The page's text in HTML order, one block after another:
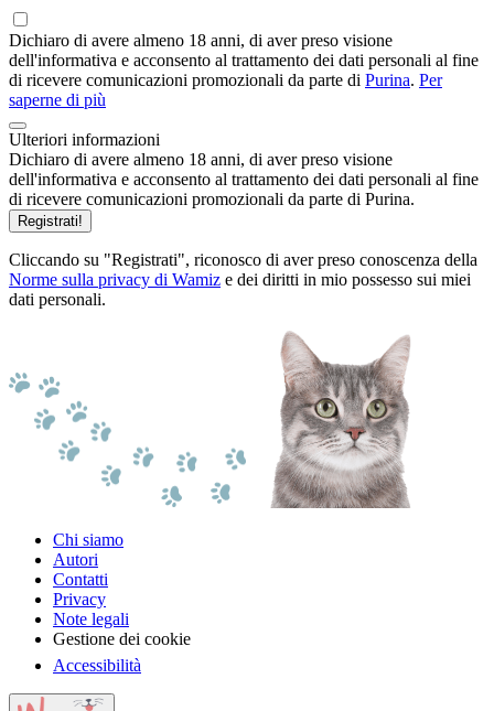
Dichiaro di avere almeno 18 anni, di aver preso visione
dell'informativa e acconsento al trattamento dei dati personali al fine
di ricevere comunicazioni promozionali da parte di Purina. Per
saperne di più
Ulteriori informazioni
Dichiaro di avere almeno 18 anni, di aver preso visione
dell'informativa e acconsento al trattamento dei dati personali al fine
di ricevere comunicazioni promozionali da parte di Purina.
Registrati!
Cliccando su "Registrati", riconosco di aver preso conoscenza della
Norme sulla privacy di Wamiz e dei diritti in mio possesso sui miei
dati personali.
Chi siamo
Autori
Contatti
Privacy
Note legali
Gestione dei cookie
Accessibilità